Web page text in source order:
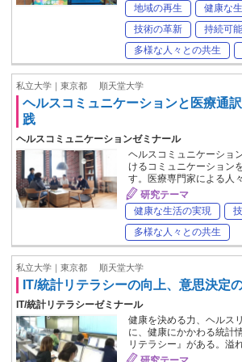
地域の再生
健康な
技術の革新
持続可
多様な人々との共生
私立大学｜東京都 順天堂大学
ヘルスコミュニケーションと医療通
践
ヘルスコミュニケーションゼミナール
ヘルスコミュニケーショ
けるコミュニケーション
す。医療専門家による人
研究テーマ
健康な生活の実現
多様な人々との共生
私立大学｜東京都 順天堂大学
IT/統計リテラシーの向上、意思決定
IT/統計リテラシーゼミナール
健康を決める力、ヘルス
に、健康にかかわる統計
リテラシー』がある。溢